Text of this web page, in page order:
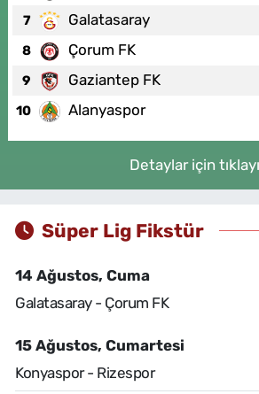
7 Galatasaray
8 Çorum FK
9 Gaziantep FK
10 Alanyaspor
Detaylar için
Süper Lig Fikstür
14 Ağustos, Cuma
Galatasaray - Çorum FK
15 Ağustos, Cumartesi
Konyaspor - Rizespor